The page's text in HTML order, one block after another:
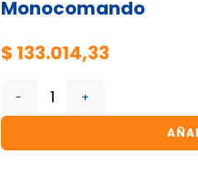
Monocomando
$ 133.014,33
Aqualaf Ecco emb s/